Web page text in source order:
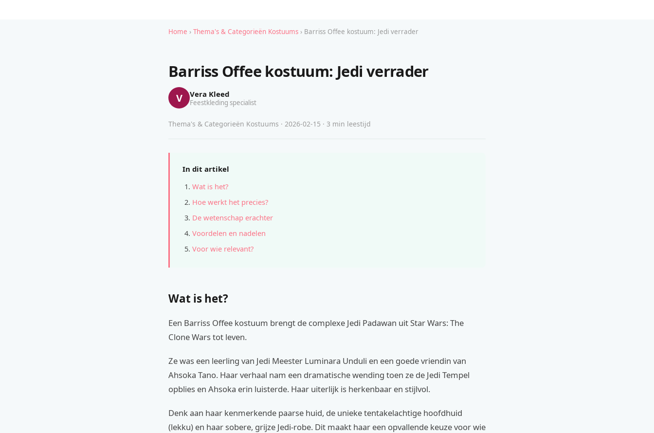
Home › Thema's & Categorieën Kostuums › Barriss Offee kostuum: Jedi verrader
Barriss Offee kostuum: Jedi verrader
V Vera Kleed
Feestkleding specialist
Thema's & Categorieën Kostuums · 2026-02-15 · 3 min leestijd
In dit artikel
Wat is het?
Hoe werkt het precies?
De wetenschap erachter
Voordelen en nadelen
Voor wie relevant?
Wat is het?
Een Barriss Offee kostuum brengt de complexe Jedi Padawan uit Star Wars: The
Clone Wars tot leven.
Ze was een leerling van Jedi Meester Luminara Unduli en een goede vriendin van
Ahsoka Tano. Haar verhaal nam een dramatische wending toen ze de Jedi Tempel
opblies en Ahsoka erin luisterde. Haar uiterlijk is herkenbaar en stijlvol.
Denk aan haar kenmerkende paarse huid, de unieke tentakelachtige hoofdhuid
(lekku) en haar sobere, grijze Jedi-robe. Dit maakt haar een opvallende keuze voor wie